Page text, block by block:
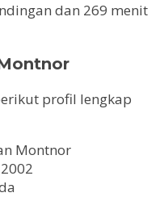
dan 269 menit
profil lengkap
Montnor